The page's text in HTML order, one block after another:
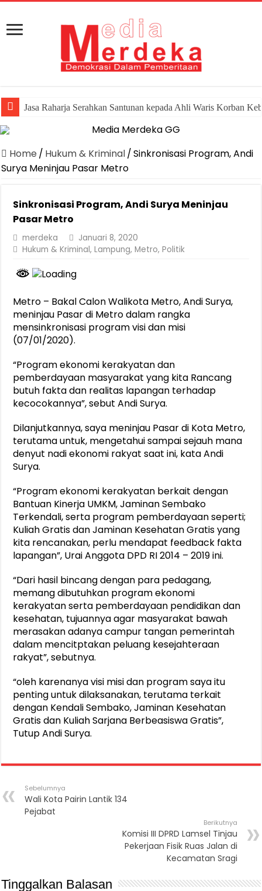
Jasa Raharja Serahkan Santunan kepada Ahli Waris Korban
Home / Hukum & Kriminal/Sinkronisasi Program, Andi
Surya Meninjau Pasar Metro
Sinkronisasi Program, Andi Surya Meninjau
Pasar Metro
merdeka
Januari 8, 2020
Hukum & Kriminal,Lampung,Metro,Politik
Metro – Bakal Calon Walikota Metro, Andi Surya,
meninjau Pasar di Metro dalam rangka
mensinkronisasi program visi dan misi
(07/01/2020).
“Program ekonomi kerakyatan dan
pemberdayaan masyarakat yang kita Rancang
butuh fakta dan realitas lapangan terhadap
kecocokannya”, sebut Andi Surya.
Dilanjutkannya, saya meninjau Pasar di Kota Metro,
terutama untuk, mengetahui sampai sejauh mana
denyut nadi ekonomi rakyat saat ini, kata Andi
Surya.
“Program ekonomi kerakyatan berkait dengan
Bantuan Kinerja UMKM, Jaminan Sembako
Terkendali, serta program pemberdayaan seperti;
Kuliah Gratis dan Jaminan Kesehatan Gratis yang
kita rencanakan, perlu mendapat feedback fakta
lapangan”, Urai Anggota DPD RI 2014 – 2019 ini.
“Dari hasil bincang dengan para pedagang,
memang dibutuhkan program ekonomi
kerakyatan serta pemberdayaan pendidikan dan
kesehatan, tujuannya agar masyarakat bawah
merasakan adanya campur tangan pemerintah
dalam mencitptakan peluang kesejahteraan
rakyat”, sebutnya.
“oleh karenanya visi misi dan program saya itu
penting untuk dilaksanakan, terutama terkait
dengan Kendali Sembako, Jaminan Kesehatan
Gratis dan Kuliah Sarjana Berbeasiswa Gratis”,
Tutup Andi Surya.
Sebelumnya
Wali Kota Pairin Lantik 134
Pejabat
Berikutnya
Komisi III DPRD Lamsel Tinjau
Pekerjaan Fisik Ruas Jalan di
Kecamatan Sragi
Tinggalkan Balasan